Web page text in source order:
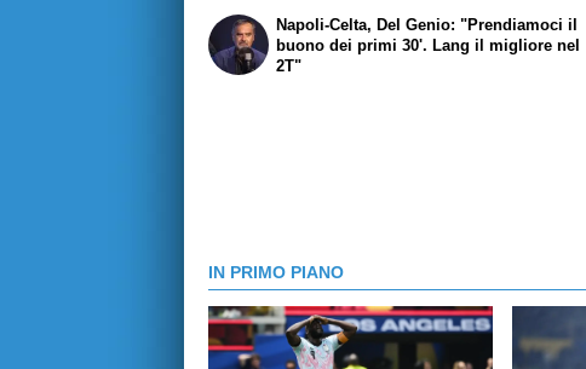
Napoli-Celta, Del Genio: "Prendiamoci il
buono dei primi 30'. Lang il migliore nel
2T"
IN PRIMO PIANO